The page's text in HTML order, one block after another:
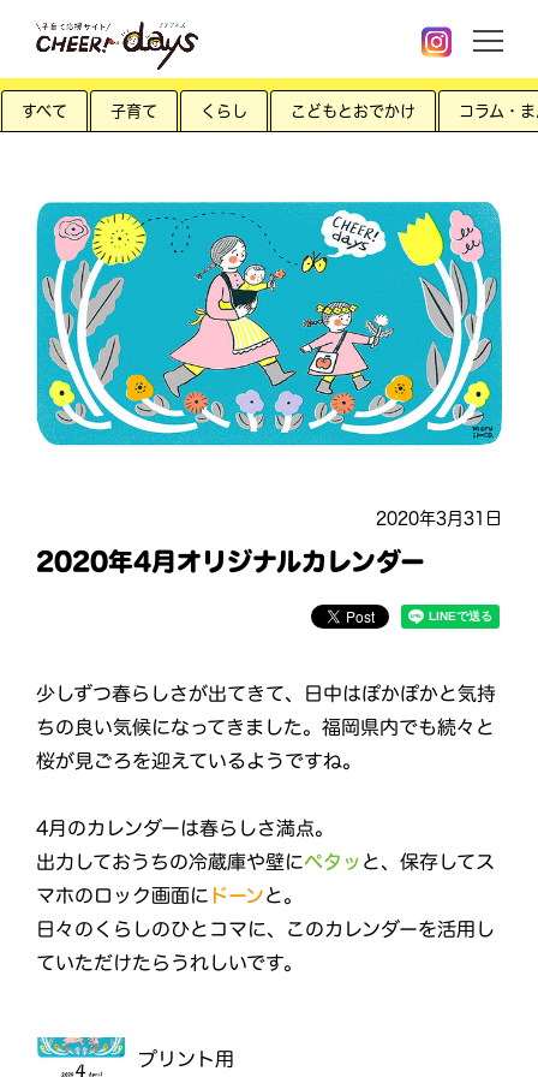
すべて 子育て くらし こどもとおでかけ コラム・
2020年3月31日
2020年4月オリジナルカレンダー
少しずつ春らしさが出てきて、日中はぽかぽかと気持
ちの良い気候になってきました。福岡県内でも続々と
桜が見ごろを迎えているようですね。
4月のカレンダーは春らしさ満点。
出力しておうちの冷蔵庫や壁にペタッ と、保存してス
マホのロック画面に ドーンと。
日々のくらしのひとコマに、このカレンダーを活用し
ていただけたらうれしいです。
プリント用